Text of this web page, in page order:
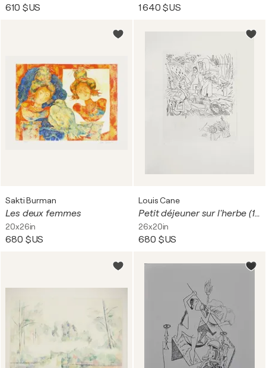
610 $US 1 640 $US
Sakti Burman
Les deux femmes
20x26in
680 $US
Louis Cane
Petit déjeuner sur l'herbe (1er état)
26x20in
680 $US